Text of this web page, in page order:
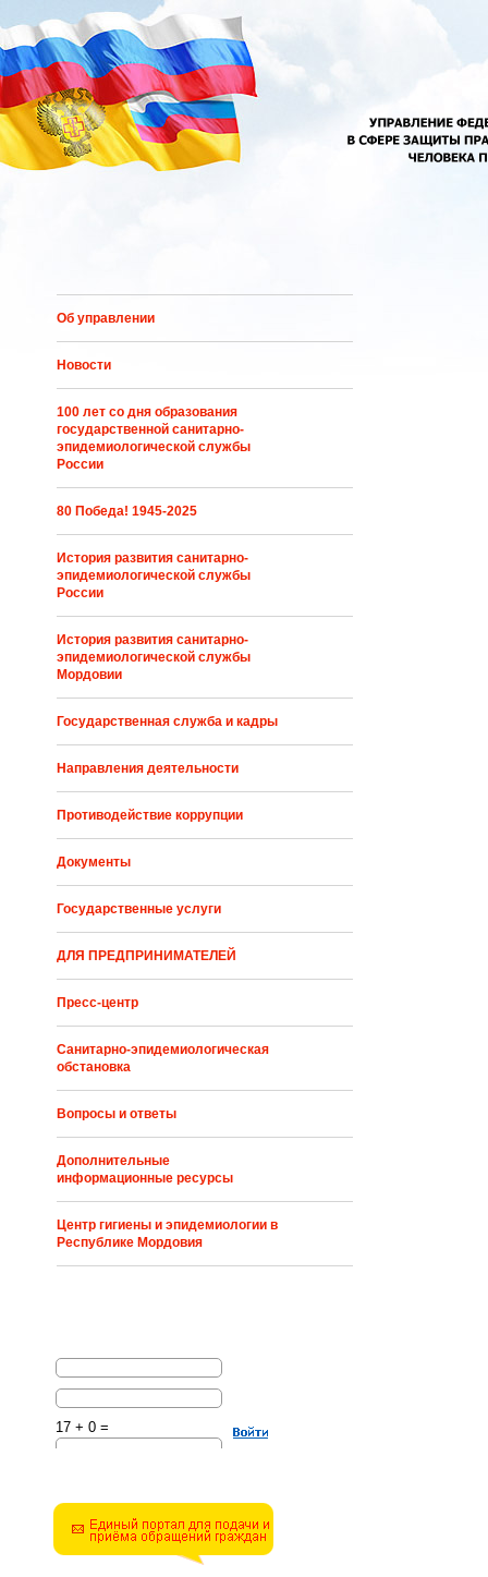
Перейти к основному содержанию
Об управлении
Новости
100 лет со дня образования
государственной санитарно-
эпидемиологической службы
России
80 Победа! 1945-2025
История развития санитарно-
эпидемиологической службы
России
История развития санитарно-
эпидемиологической службы
Мордовии
Государственная служба и кадры
Направления деятельности
Противодействие коррупции
Документы
Государственные услуги
ДЛЯ ПРЕДПРИНИМАТЕЛЕЙ
Пресс-центр
Санитарно-эпидемиологическая
обстановка
Вопросы и ответы
Дополнительные
информационные ресурсы
Центр гигиены и эпидемиологии в
Республике Мордовия
17 + 0 =